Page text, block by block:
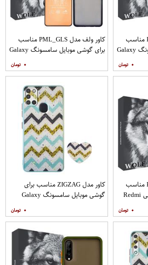
کاور ولف مدل PML_GLS مناسب
برای گوشی موبایل سامسونگ Galaxy
۰
کاور ولف مدل PML_GLS مناسب
برای گوشی موبایل سامسونگ Galaxy
مات
۰
کاور ولف مدل PML_GLS مناسب
برای گوشی موبایل شیائومی Redmi
۰
کاور مدل ZIGZAG مناسب برای
گوشی موبایل سامسونگ Galaxy
۰